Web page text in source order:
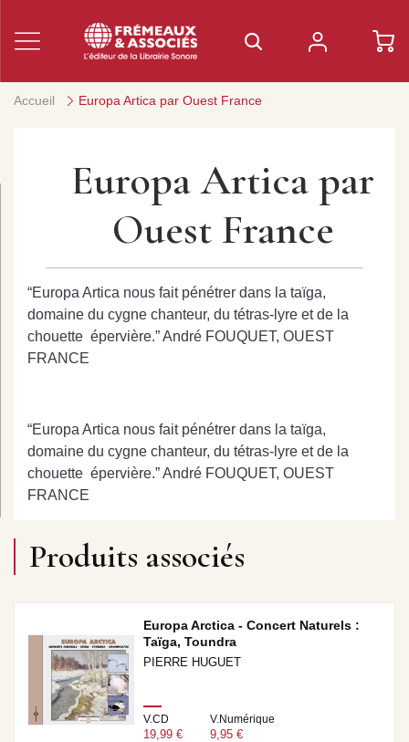
Accueil Europa Artica par Ouest France
Europa Artica par
Ouest France
“Europa Artica nous fait pénétrer dans la taïga,
domaine du cygne chanteur, du tétras-lyre et de la
chouette épervière.” André FOUQUET, OUEST
FRANCE
“Europa Artica nous fait pénétrer dans la taïga,
domaine du cygne chanteur, du tétras-lyre et de la
chouette épervière.” André FOUQUET, OUEST
FRANCE
Produits associés
Europa Arctica - Concert Naturels :
Taïga, Toundra
PIERRE HUGUET
V.CD
19,99 €
V.Numérique
9,95 €